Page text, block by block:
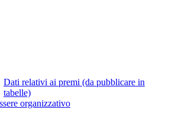
Dati relativi ai premi (da pubblicare in
tabelle)
organizzativo